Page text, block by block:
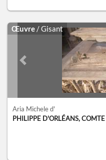
Œuvre / Gisant
Previous slide
Aria Michele d'
PHILIPPE D'ORLÉANS,